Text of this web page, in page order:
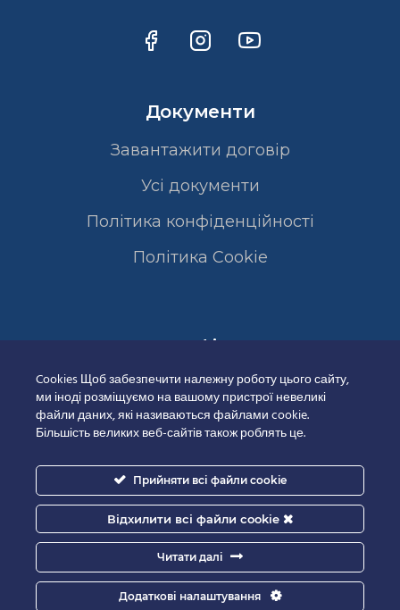
Документи
Завантажити договір
Усі документи
Політика конфіденційності
Полiтика Cookie
Сертифікати
Good-IT.com.ua for Biolights - All rights reserved.
Cookies Щоб забезпечити належну роботу цього сайту,
ми іноді розміщуємо на вашому пристрої невеликі
файли даних, які називаються файлами cookie.
Більшість великих веб-сайтів також роблять це.
Прийняти всі файли cookie
Відхилити всі файли cookie
Читати далі
Додаткові налаштування